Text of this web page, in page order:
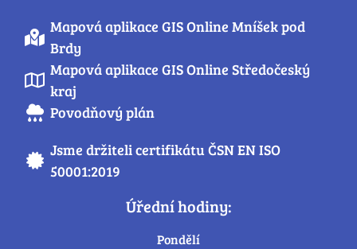
Mapová aplikace GIS Online Mníšek pod
Brdy
Mapová aplikace GIS Online Středočeský
kraj
Povodňový plán
Jsme držiteli certifikátu ČSN EN ISO
50001:2019
Úřední hodiny:
Pondělí